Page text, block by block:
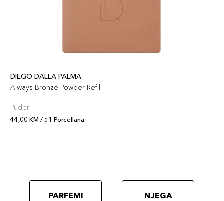
DIEGO DALLA PALMA
Always Bronze Powder Refill
Puderi
44,00 KM / 51 Porcellana
PARFEMI NJEGA